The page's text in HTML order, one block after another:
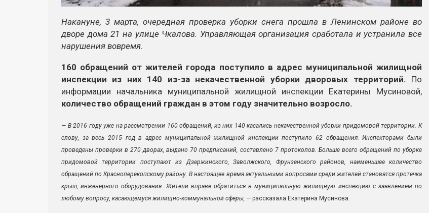
Накануне, 3 марта, очередная проверка уборки снега прошла в Ленинском районе во
дворе дома 21 на улице Чкалова. Управляющая организация сработала и устранила все
нарушения вовремя.
160 обращений от жителей города поступило в адрес муниципальной жилищной
инспекции из них 140 из-за некачественной уборки дворовых территорий. По
информации начальника муниципальной жилищной инспекции Екатерины Мусиновой,
количество обращений граждан в этом году значительно возросло.
— В 2016 году уже на рассмотрении 160 обращений, из них 140 касались некачественной уборки придомовой территории. К
слову, за весь 2015 год в адрес муниципальной жилищной инспекции поступило 62 обращения. Инспекторами были
проведены проверки в 270 дворах, выдано 70 предписаний, составлено 7 протоколов. Больше всего обращений по уборке
придомовой территории поступают из Дзержинского, Заволжского, Фрунзенского районов, наименьшее количество
обращений по Красноперекопскому району. В настоящее время актуальными вопросами среди жителей становятся протечка
крыш, инженерного оборудования. Жители вправе обратиться в муниципальную жилищную инспекцию с заявлением по
любому вопросу, касающемуся жилищно-коммунальной сферы, — рассказала Екатерина Мусинова.